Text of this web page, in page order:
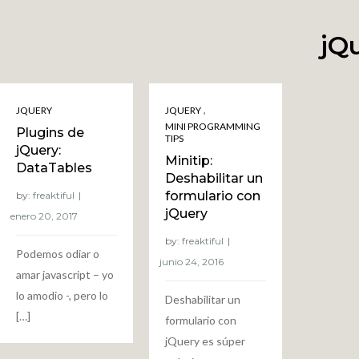
JQUERY
Plugins de
jQuery:
DataTables
by: freaktiful
Podemos odiar o
amar javascript – yo
lo amodio -, pero lo
[…]
JQUERY ,
MINI PROGRAMMING
TIPS
Minitip:
Deshabilitar un
formulario con
jQuery
by:freaktiful
Deshabilitar un
formulario con
jQuery es súper